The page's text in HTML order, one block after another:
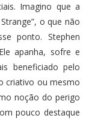
Imagino que a
o que não
ponto. Stephen
apanha, sofre e
beneficiado pelo
criativo ou mesmo
noção do perigo
pouco destaque